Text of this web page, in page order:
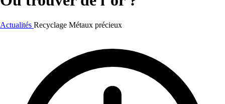
Actualités Recyclage Métaux précieux